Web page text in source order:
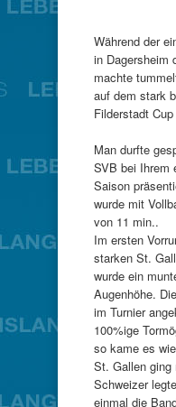
Während der
in Dagersheim
machte
auf dem stark
Filderstadt
Man durfte
SVB bei Ihrem
Saison
wurde mit
von 11 min..
Im ersten
starken St.
wurde ein
Augenhöhe.
im Turnier
100%ige
so kame es
St. Gallen ging
Schweizer
einmal die